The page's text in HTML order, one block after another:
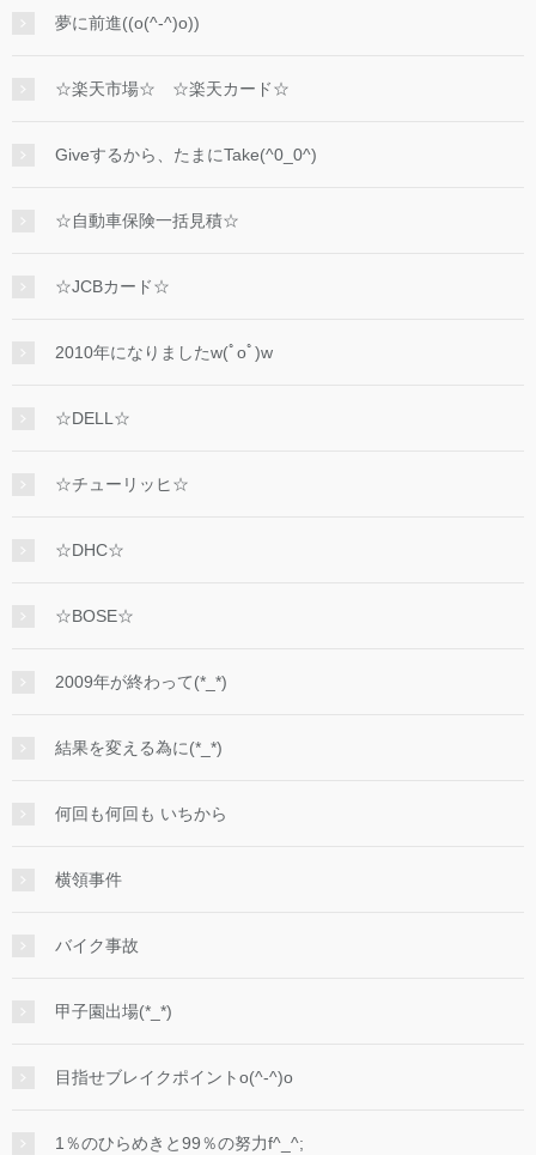
夢に前進((o(^-^)o))
☆楽天市場☆ ☆楽天カード☆
Giveするから、たまにTake(^0_0^)
☆自動車保険一括見積☆
☆JCBカード☆
2010年になりましたw(ﾟoﾟ)w
☆DELL☆
☆チューリッヒ☆
☆DHC☆
☆BOSE☆
2009年が終わって(*_*)
結果を変える為に(*_*)
何回も何回も いちから
横領事件
バイク事故
甲子園出場(*_*)
目指せブレイクポイントo(^-^)o
1％のひらめきと99％の努力f^_^;